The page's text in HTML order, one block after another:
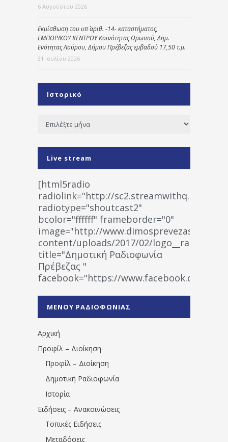
6 Αυγούστου 2026
Εκμίσθωση του υπ΄ αριθ. -14- καταστήματος,
ΕΜΠΟΡΙΚΟΥ ΚΕΝΤΡΟΥ Κοινότητας Ωρωπού, Δημ.
Ενότητας Λούρου, Δήμου Πρέβεζας εμβαδού 17,50 τ.μ.
31 Ιουλίου 2026
Ιστορικό
Ιστορικό
Live stream
[html5radio
radiolink="http://
radiotype="shoutcast2"
bcolor="ffffff" frameborder="0"
image="http://www.dimosprevezas.gr/wp-
content/uploads/2017/02/
title="Δημοτική Ραδιοφωνία
Πρέβεζας "
facebook="https://www.facebook.com/
1531194763766854/" artist="" ]
ΜΕΝΟΥ ΡΑΔΙΟΦΩΝΙΑΣ
Αρχική
Προφίλ – Διοίκηση
Προφίλ – Διοίκηση
Δημοτική Ραδιοφωνία
Ιστορία
Ειδήσεις – Ανακοινώσεις
Τοπικές Ειδήσεις
Μεταδόσεις